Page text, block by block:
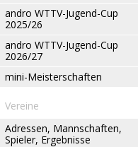
andro WTTV-Jugend-Cup
2025/26
andro WTTV-Jugend-Cup
2026/27
mini-Meisterschaften
Vereine
Adressen, Mannschaften,
Spieler, Ergebnisse